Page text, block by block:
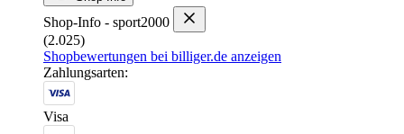
Shop-Info - sport2000
(2.025)
Shopbewertungen bei billiger.de anzeigen
Zahlungsarten:
Visa